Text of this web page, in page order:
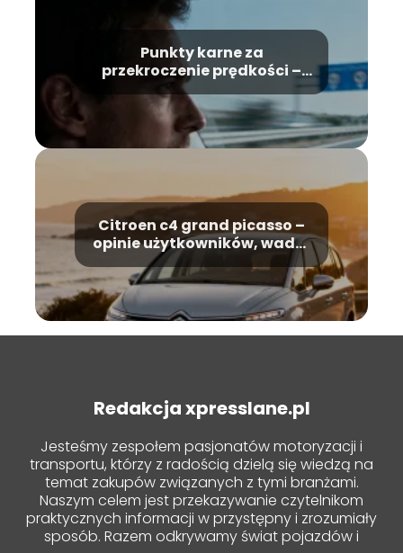
Punkty karne za
przekroczenie prędkości –
aktualny taryfikator
Citroen c4 grand picasso –
opinie użytkowników, wady i
zalety
Redakcja xpresslane.pl
Jesteśmy zespołem pasjonatów motoryzacji i
transportu, którzy z radością dzielą się wiedzą na
temat zakupów związanych z tymi branżami.
Naszym celem jest przekazywanie czytelnikom
praktycznych informacji w przystępny i zrozumiały
sposób. Razem odkrywamy świat pojazdów i